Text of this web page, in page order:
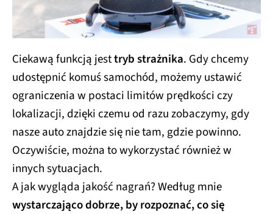
Ciekawą funkcją jesttryb strażnika. Gdy chcemy
udostępnić komuś samochód, możemy ustawić
ograniczenia w postaci limitów prędkości czy
lokalizacji, dzięki czemu od razu zobaczymy, gdy
nasze auto znajdzie się nie tam, gdzie powinno.
Oczywiście, można to wykorzystać również w
innych sytuacjach.
A jak wygląda jakość nagrań? Według mnie
wystarczająco dobrze, by rozpoznać, co się